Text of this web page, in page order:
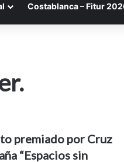
Costablanca – Fitur
premiado por Cruz
“Espacios sin